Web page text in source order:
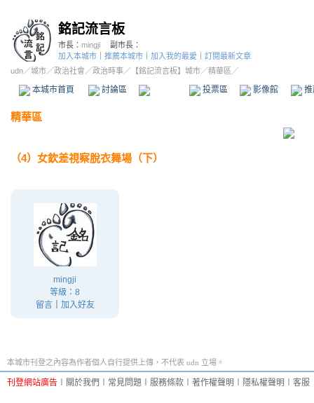
銘記流言板
市長： mingji
副市長：
加入本城市
推薦本城市 加入我的最愛
訂閱最新文章
udn／城市／政治社會 ／政治時事／ 【銘記流言板】城市／精華區／
本城市首頁 討論區 精華區 投票區 影像館
精華區
（4）女欽差視察脫衣舞場（下）
mingji
等級：8
留言｜ 加入好友
本城市刊登之內容為作者個人自行提供上傳，不代表 udn 立場。
刊登網站廣告 關於我們 常見問題 服務條款 著作權聲明 隱私權聲明 客服